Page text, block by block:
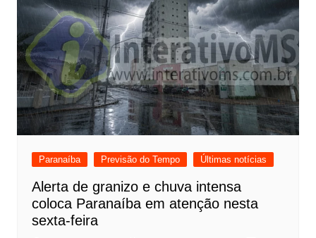
Paranaíba Previsão do Tempo Últimas notícias
Alerta de granizo e chuva intensa
coloca Paranaíba em atenção nesta
sexta-feira